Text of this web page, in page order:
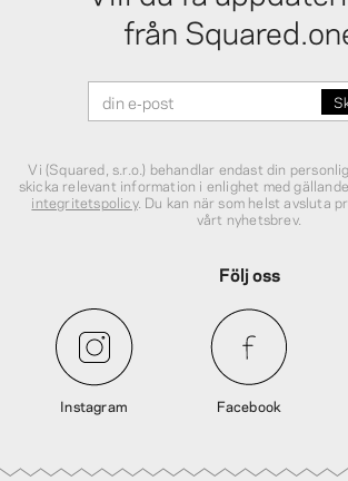
från
Vi (Squared, s.r.o.) behandlar endast din
skicka relevant information i enlighet med
integritetspolicy. Du kan när som helst avsluta
vårt nyhetsbrev.
Följ oss
Instagram Facebook